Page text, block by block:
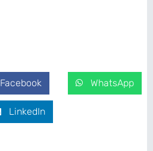
Facebook WhatsApp
LinkedIn